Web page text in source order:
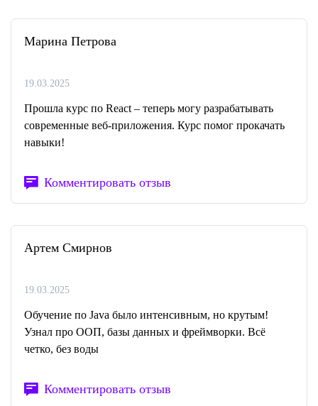
Марина Петрова
19.03.2025
Прошла курс по React – теперь могу разрабатывать
современные веб-приложения. Курс помог прокачать
навыки!
Комментировать отзыв
Артем Смирнов
19.03.2025
Обучение по Java было интенсивным, но крутым!
Узнал про ООП, базы данных и фреймворки. Всё
четко, без воды
Комментировать отзыв